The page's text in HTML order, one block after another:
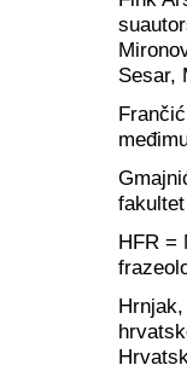
Sesar,
HFR =